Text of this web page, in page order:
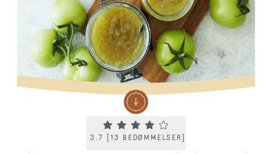
Current rating 3.7. Click to rate.
3.7 13 BEDØMMELSER